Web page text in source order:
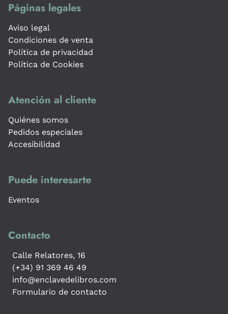
Páginas legales
Aviso legal
Condiciones de venta
Política de privacidad
Política de Cookies
Atención al cliente
Quiénes somos
Pedidos especiales
Accesibilidad
Puede interesarte
Eventos
Contacto
Calle Relatores, 16
(+34) 91 369 46 49
info@enclavedelibros.com
Formulario de contacto